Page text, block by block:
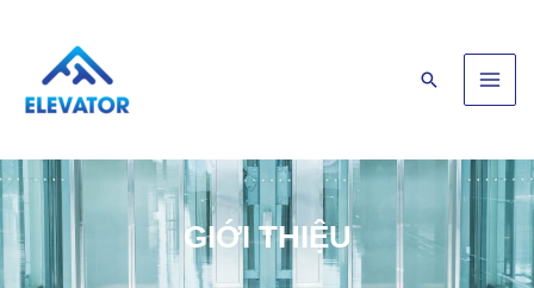
content
Search
GIỚI THIỆU